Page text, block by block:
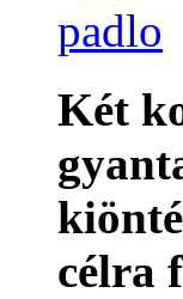
Két
célra